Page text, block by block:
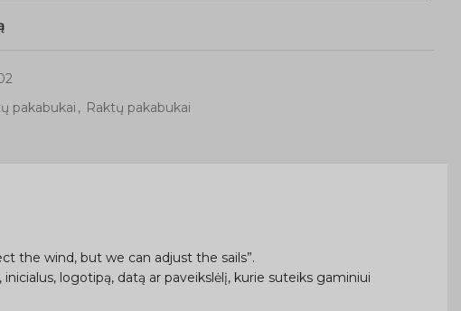
pakabukai , Raktų pakabukai
the wind, but we can adjust the sails”.
logotipą, datą ar paveikslėlį, kurie suteiks gaminiui